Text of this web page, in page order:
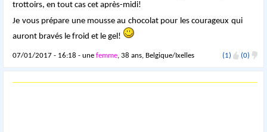
trottoirs, en tout cas cet après-midi!
Je vous prépare une mousse au chocolat pour les courageux qui
auront bravés le froid et le gel!
07/01/2017 - 16:18 - unefemme, 38 ans, Belgique/Ixelles (1) (0)